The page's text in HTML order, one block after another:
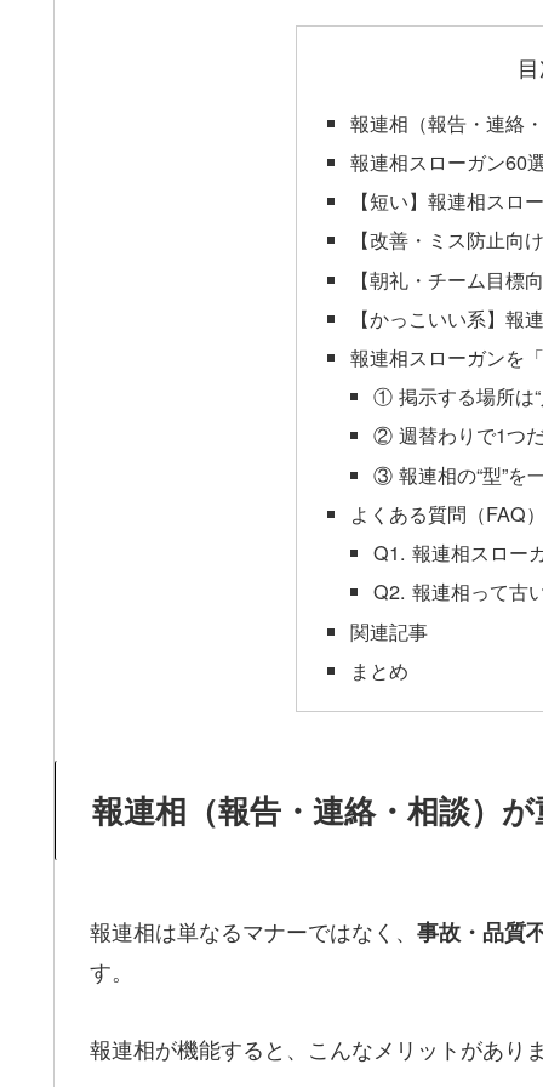
報連相（報告・連絡
報連相スローガン60
【短い】報連相スロ
【改善・ミス防止向
【朝礼・チーム目標
【かっこいい系】報
報連相スローガンを
① 掲示する場所は
② 週替わりで1つ
③ 報連相の“型”を
よくある質問（FAQ
Q1. 報連相スロー
Q2. 報連相って古
関連記事
まとめ
報連相（報告・連絡・相談）
報連相は単なるマナーではなく、 事故・品質
す。
報連相が機能すると、こんなメリットがあり